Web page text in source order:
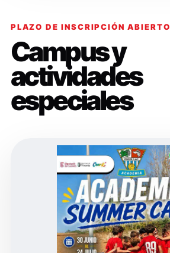
PLAZO DE INSCRIPCIÓN ABIERTO
Campus y
actividades
especiales